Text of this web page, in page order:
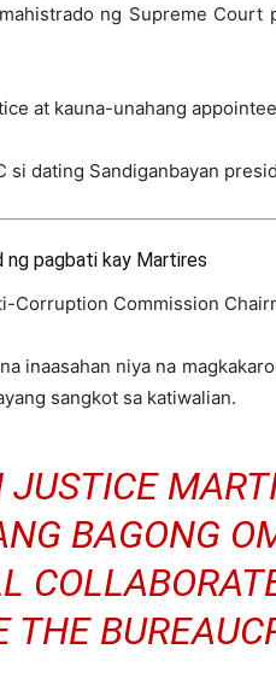
ng Supreme
at kauna-unahang
si dating Sandiganbayan
ng pagbati kay Martires
Corruption Commission
inaasahan niya na
sangkot sa katiwalian.
JUSTICE
BAGONG
THE